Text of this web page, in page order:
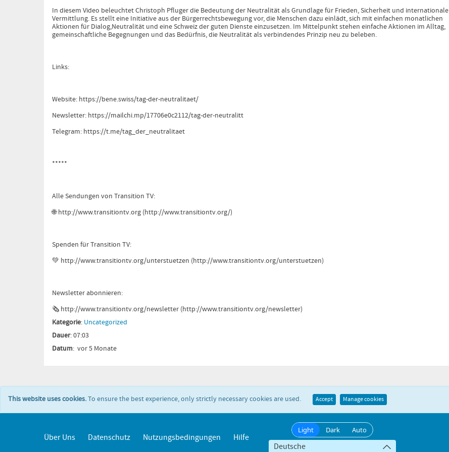
In diesem Video beleuchtet Christoph Pfluger die Bedeutung der Neutralität als Grundlage für Frieden, Sicherheit und internationale
Vermittlung. Es stellt eine Initiative aus der Bürgerrechtsbewegung vor, die Menschen dazu einlädt, sich mit einfachen monatlichen
Aktionen für Dialog,Neutralität und eine Schweiz der guten Dienste einzusetzen. Im Mittelpunkt stehen einfache Aktionen im Alltag,
gemeinschaftliche Begegnungen und das Bedürfnis, die Neutralität als verbindendes Prinzip neu zu beleben.
Links:
Website: https://bene.swiss/tag-der-neutralitaet/
Newsletter: https://mailchi.mp/17706e0c2112/tag-der-neutralitt
Telegram: https://t.me/tag_der_neutralitaet
*****
Alle Sendungen von Transition TV:
🌐http://www.transitiontv.org (http://www.transitiontv.org/)
Spenden für Transition TV:
💚 http://www.transitiontv.org/unterstuetzen (http://www.transitiontv.org/unterstuetzen)
Newsletter abonnieren:
🗞 http://www.transitiontv.org/newsletter (http://www.transitiontv.org/newsletter)
Kategorie: Uncategorized
Dauer: 07:03
Datum: vor 5 Monate
This website uses cookies.To ensure the best experience, only strictly necessary cookies are used. Accept Manage cookies
Über Uns Datenschutz Nutzungsbedingungen Hilfe
Light Dark Auto
Deutsche